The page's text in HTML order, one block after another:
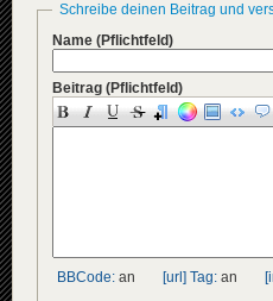
Schreibe deinen Beitrag und
Name (Pflichtfeld)
Beitrag (Pflichtfeld)
BBCode: an [url] Tag: an